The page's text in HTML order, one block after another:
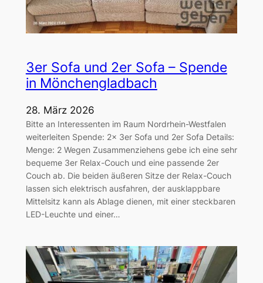
3er Sofa und 2er Sofa – Spende
in Mönchengladbach
28. März 2026
Bitte an Interessenten im Raum Nordrhein-Westfalen
weiterleiten Spende: 2x 3er Sofa und 2er Sofa Details:
Menge: 2 Wegen Zusammenziehens gebe ich eine sehr
bequeme 3er Relax-Couch und eine passende 2er
Couch ab. Die beiden äußeren Sitze der Relax-Couch
lassen sich elektrisch ausfahren, der ausklappbare
Mittelsitz kann als Ablage dienen, mit einer steckbaren
LED-Leuchte und einer…